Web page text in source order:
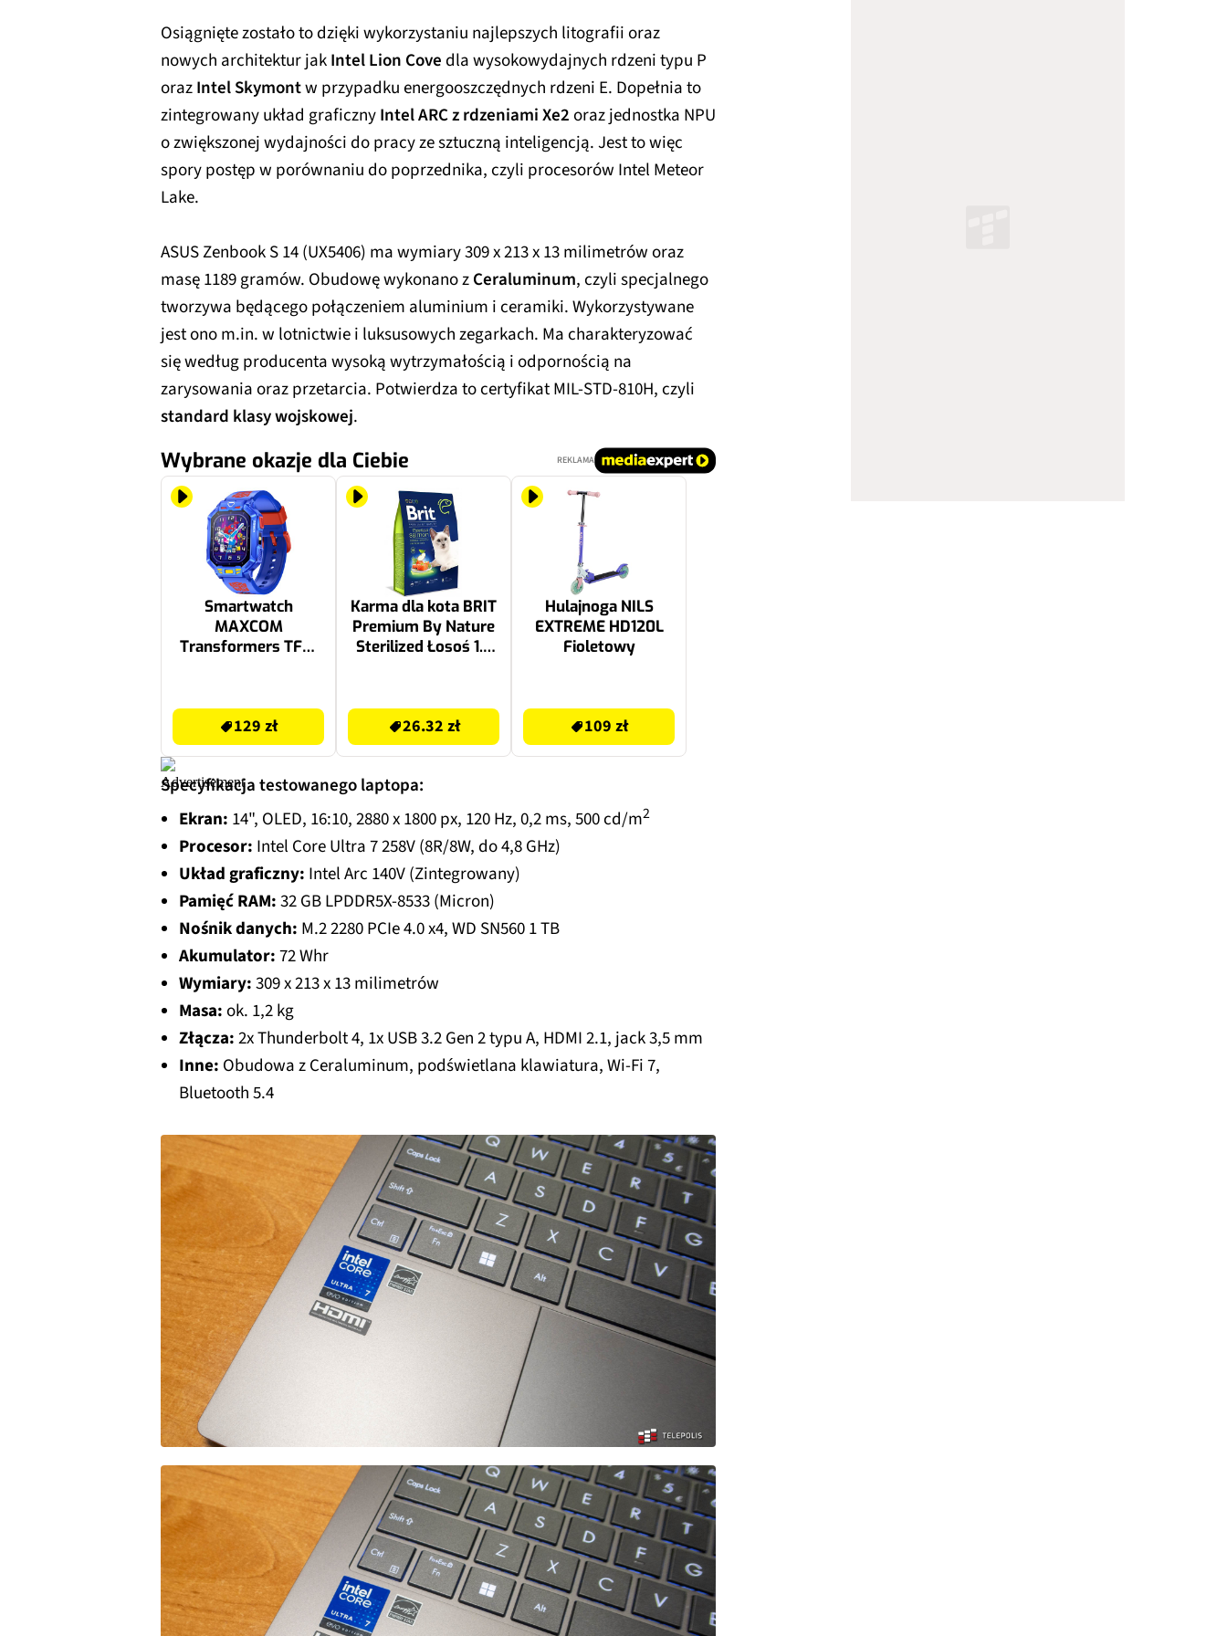
Osiągnięte zostało to dzięki wykorzystaniu najlepszych litografii oraz
nowych architektur jakIntel Lion Cove dla wysokowydajnych rdzeni typu P
orazIntel Skymontw przypadku energooszczędnych rdzeni E. Dopełnia to
zintegrowany układ graficznyIntel ARC z rdzeniami Xe2oraz jednostka NPU
o zwiększonej wydajności do pracy ze sztuczną inteligencją. Jest to więc
spory postęp w porównaniu do poprzednika, czyli procesorów Intel Meteor
Lake.
ASUS Zenbook S 14 (UX5406) ma wymiary 309 x 213 x 13 milimetrów oraz
masę 1189 gramów. Obudowę wykonano zCeraluminum, czyli specjalnego
tworzywa będącego połączeniem aluminium i ceramiki. Wykorzystywane
jest ono m.in. w lotnictwie i luksusowych zegarkach. Ma charakteryzować
się według producenta wysoką wytrzymałością i odpornością na
zarysowania oraz przetarcia. Potwierdza to certyfikat MIL-STD-810H, czyli
standard klasy wojskowej.
Wybrane okazje dla Ciebie REKLAMA
Smartwatch
MAXCOM
Transformers TF01
129 zł
Karma dla kota BRIT
Premium By Nature
Sterilized Łosoś 1.5
26.32 zł
Hulajnoga NILS
EXTREME HD120L
Fioletowy
109 zł
Specyfikacja testowanego laptopa:
Ekran: 14", OLED, 16:10, 2880 x 1800 px, 120 Hz, 0,2 ms, 500 cd/m2
Procesor: Intel Core Ultra 7 258V (8R/8W, do 4,8 GHz)
Układ graficzny: Intel Arc 140V (Zintegrowany)
Pamięć RAM:32 GB LPDDR5X-8533 (Micron)
Nośnik danych: M.2 2280 PCIe 4.0 x4, WD SN560 1 TB
Akumulator:72 Whr
Wymiary:309 x 213 x 13 milimetrów
Masa:ok. 1,2 kg
Złącza:2x Thunderbolt 4, 1x USB 3.2 Gen 2 typu A, HDMI 2.1, jack 3,5 mm
Inne: Obudowa z Ceraluminum, podświetlana klawiatura, Wi-Fi 7,
Bluetooth 5.4